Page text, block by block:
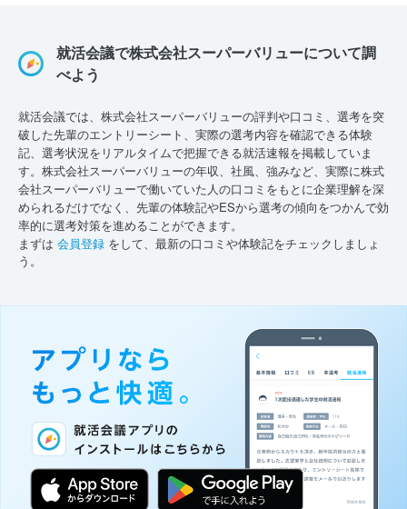
就活会議で株式会社スーパーバリューについて調
べよう
就活会議では、株式会社スーパーバリューの評判や口コミ、選考を突
破した先輩のエントリーシート、実際の選考内容を確認できる体験
記、選考状況をリアルタイムで把握できる就活速報を掲載していま
す。株式会社スーパーバリューの年収、社風、強みなど、実際に株式
会社スーパーバリューで働いていた人の口コミをもとに企業理解を深
められるだけでなく、先輩の体験記やESから選考の傾向をつかんで効
率的に選考対策を進めることができます。
まずは 会員登録 をして、最新の口コミや体験記をチェックしましょ
う。